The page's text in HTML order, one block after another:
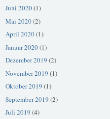
Juni 2020(1)
Mai 2020(2)
April 2020(1)
Januar 2020(1)
Dezember 2019 (2)
November 2019 (1)
Oktober 2019 (1)
September 2019 (2)
Juli 2019 (4)